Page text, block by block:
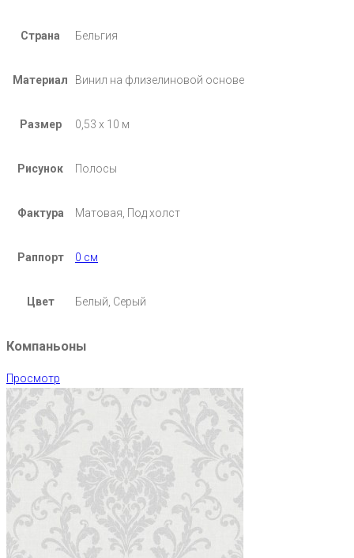
Страна Бельгия
Материал Винил на флизелиновой основе
Размер 0,53 х 10 м
Рисунок Полосы
Фактура Матовая, Под холст
Раппорт 0 см
Цвет Белый, Серый
Компаньоны
Просмотр